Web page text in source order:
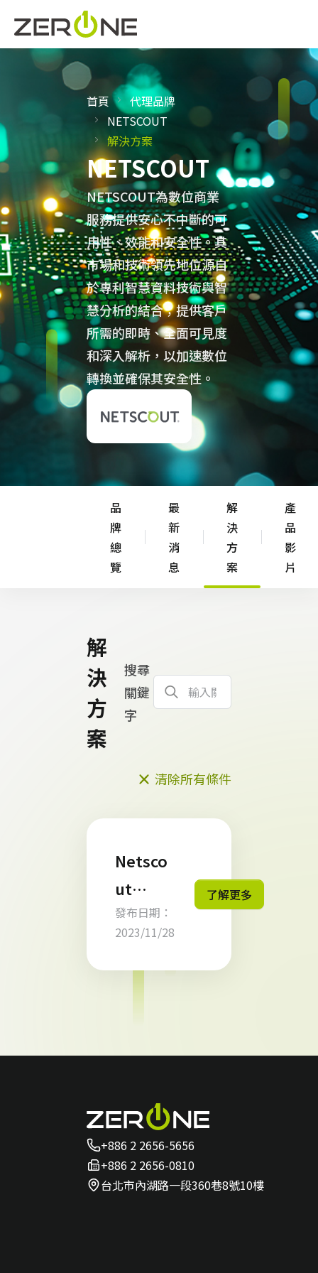
首頁
代理品牌
NETSCOUT
解決方案
NETSCOUT
NETSCOUT為數位商業
服務提供安心不中斷的可
用性、效能和安全性。其
市場和技術領先地位源自
於專利智慧資料技術與智
慧分析的結合；提供客戶
所需的即時、全面可見度
和深入解析，以加速數位
轉換並確保其安全性。
品
牌
總
覽
最
新
消
息
解
決
方
案
產
品
影
片
解
決
方
案
搜尋
關鍵
字
清除所有條件
Netsco
ut
Omnis
Cyber
Intellig
Platfor
發布日期：
2023/11/28
了解更多
+886 2 2656-5656
+886 2 2656-0810
台北市內湖路一段360巷8號10樓